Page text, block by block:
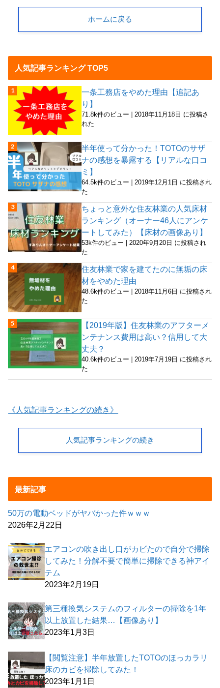
ホームに戻る
人気記事ランキング TOP5
一条工務店をやめた理由【追記あ
り】
71.8k件のビュー |2018年11月18日 に投稿さ
れた
半年使って分かった！TOTOのサザ
ナの感想を暴露する【リアルな口コ
ミ】
64.5k件のビュー | 2019年12月1日 に投稿され
た
ちょっと意外な住友林業の人気床材
ランキング（オーナー46人にアンケ
ートしてみた）【床材の画像あり】
53k件のビュー
2020年9月20日 に投稿され
た
住友林業で家を建てたのに無垢の床
材をやめた理由
48.6k件のビュー |2018年11月6日 に投稿され
た
【2019年版】住友林業のアフターメ
ンテナンス費用は高い？信用して大
丈夫？
40.6k件のビュー | 2019年7月19日 に投稿され
た
《人気記事ランキングの続き》
人気記事ランキングの続き
最新記事
50万の電動ベッドがヤバかった件ｗｗｗ
2026年2月22日
エアコンの吹き出し口がカビたので自分で掃除
してみた！分解不要で簡単に掃除できる神アイ
テム
2023年2月19日
第三種換気システムのフィルターの掃除を1年
以上放置した結果…【画像あり】
2023年1月3日
【閲覧注意】半年放置したTOTOのほっカラリ
床のカビを掃除してみた！
2023年1月1日